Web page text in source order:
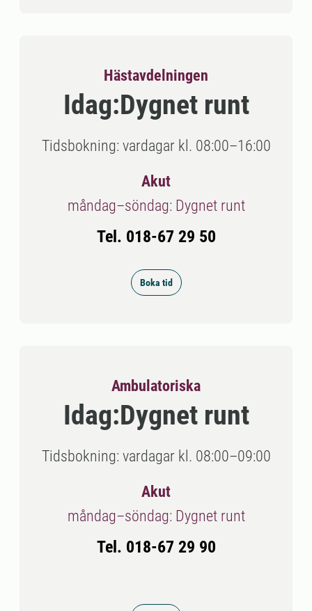
Hästavdelningen
Idag:Dygnet runt
Tidsbokning: vardagar kl. 08:00–16:00
Akut
måndag–söndag: Dygnet runt
Tel. 018-67 29 50
Boka tid
Ambulatoriska
Idag:Dygnet runt
Tidsbokning: vardagar kl. 08:00–09:00
Akut
måndag–söndag: Dygnet runt
Tel. 018-67 29 90